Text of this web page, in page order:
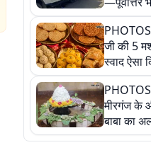
कांवरियों
PHOTOS
जी की 5
स्वाद ऐसा
जाना नहीं
देखें
PHOTOS: सावन
मीरगंज के
बाबा का
तस्वीरों में